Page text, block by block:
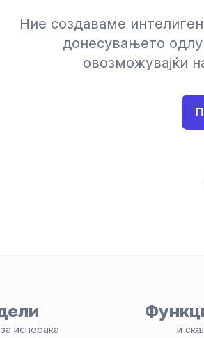
Ние создаваме
донесувањето
овозможувајќи
испорака и